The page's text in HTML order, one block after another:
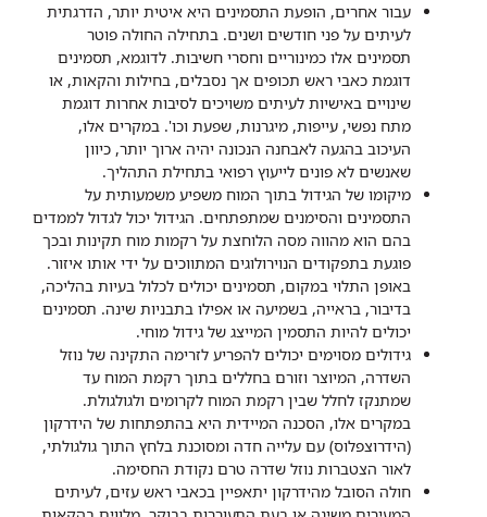
עבור אחרים, הופעת התסמינים היא איטית יותר, הדרגתית
לעיתים על פני חודשים ושנים. בתחילה החולה פוטר
תסמינים אלו כמינוריים וחסרי חשיבות. לדוגמא, תסמינים
דוגמת כאבי ראש תכופים אך נסבלים, בחילות והקאות, או
שינויים באישיות לעיתים משויכים לסיבות אחרות דוגמת
מתח נפשי, עייפות, מיגרנות, שפעת וכו'. במקרים אלו,
העיכוב בהגעה לאבחנה הנכונה יהיה ארוך יותר, כיוון
שאנשים לא פונים לייעוץ רפואי בתחילת התהליך.
מיקומו של הגידול בתוך המוח משפיע משמעותית על
התסמינים והסימנים שמתפתחים. הגידול יכול לגדול לממדים
בהם הוא מהווה מסה הלוחצת על רקמות מוח תקינות ובכך
פוגעת בתפקודים הנוירולוגים המתווכים על ידי אותו איזור.
באופן התלוי במקום, תסמינים יכולים לכלול בעיות בהליכה,
בדיבור, בראייה, בשמיעה או אפילו בתבניות שינה. תסמינים
יכולים להיות התסמין המייצג של גידול מוחי.
גידולים מסוימים יכולים להפריע לזרימה התקינה של נוזל
השדרה, המיוצר וזורם בחללים בתוך רקמת המוח עד
שמתנקז לחלל שבין רקמת המוח לקרומים ולגולגולת.
במקרים אלו, הסכנה המיידית היא בהתפתחות של הידרקון
(הידרוצפלוס) עם עלייה חדה ומסוכנת בלחץ התוך גולגולתי,
לאור הצטברות נוזל שדרה טרם נקודת החסימה.
חולה הסובל מהידרקון יתאפיין בכאבי ראש עזים, לעיתים